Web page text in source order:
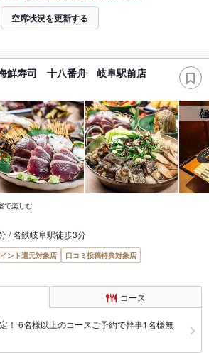
空席状況を更新する
鮮寿司 十八番舟 岐阜駅前店
で楽しむ
/ 名鉄岐阜駅徒歩3分
ント還元対象店
口コミ投稿特典対象店
コース
！ 6名様以上のコースご予約で幹事1名様無